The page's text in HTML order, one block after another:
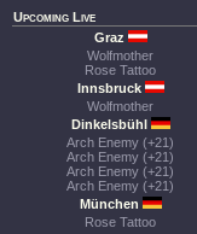
Upcoming Live
Graz
Wolfmother
Rose Tattoo
Innsbruck
Wolfmother
Dinkelsbühl
Arch Enemy (+21)
Arch Enemy (+21)
Arch Enemy (+21)
Arch Enemy (+21)
München
Rose Tattoo